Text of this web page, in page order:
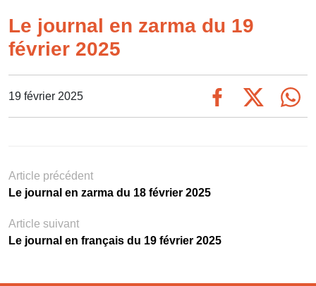
Le journal en zarma du 19
février 2025
19 février 2025
Article précédent
Le journal en zarma du 18 février 2025
Article suivant
Le journal en français du 19 février 2025